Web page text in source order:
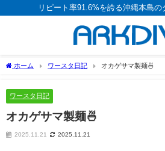
リピート率91.6%を誇る沖縄本島
ホーム ワースタ日記 オカゲサマ製麺🍜
ワースタ日記
オカゲサマ製麺🍜
2025.11.21 2025.11.21